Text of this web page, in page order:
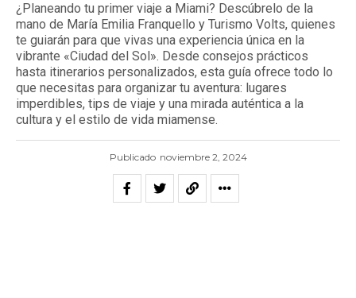
¿Planeando tu primer viaje a Miami? Descúbrelo de la
mano de María Emilia Franquello y Turismo Volts, quienes
te guiarán para que vivas una experiencia única en la
vibrante «Ciudad del Sol». Desde consejos prácticos
hasta itinerarios personalizados, esta guía ofrece todo lo
que necesitas para organizar tu aventura: lugares
imperdibles, tips de viaje y una mirada auténtica a la
cultura y el estilo de vida miamense.
Publicado noviembre 2, 2024